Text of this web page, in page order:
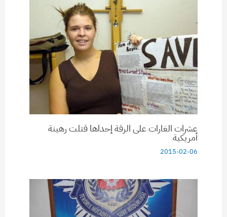
عشرات الغارات على الرقة إحداها قتلت رهينة
أمريكية
2015-02-06